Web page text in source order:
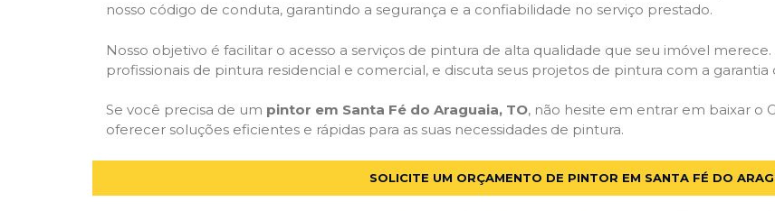
nosso código de conduta, garantindo a segurança e a confiabilidade no serviço prestado.
Nosso objetivo é facilitar o acesso a serviços de pintura de alta qualidade que seu imóvel
profissionais de pintura residencial e comercial, e discuta seus projetos de pintura com a
Se você precisa de um pintor em Santa Fé do Araguaia, TO, não hesite em entrar em baixar o
oferecer soluções eficientes e rápidas para as suas necessidades de pintura.
SOLICITE UM ORÇAMENTO DE PINTOR EM SANTA FÉ DO